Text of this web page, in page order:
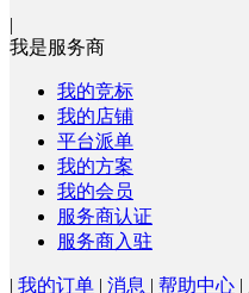
|
我是服务商
我的竞标
我的店铺
平台派单
我的方案
我的会员
服务商认证
服务商入驻
| 我的订单 | 消息 | 帮助中心 |